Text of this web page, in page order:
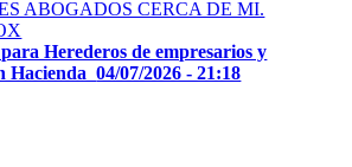
Herederos de empresarios y
Hacienda04/07/2026 - 21:18